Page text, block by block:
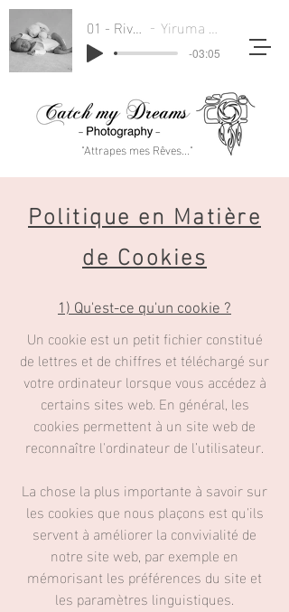
01 - River Flows In You Yiruma - Rivers Flow In You
-03:05
"Attrapes mes Rêves..."
Politique en Matière
de Cookies
1) Qu'est-ce qu'un cookie ?
Un cookie est un petit fichier constitué
de lettres et de chiffres et téléchargé sur
votre ordinateur lorsque vous accédez à
certains sites web. En général, les
cookies permettent à un site web de
reconnaître l'ordinateur de l’utilisateur.
La chose la plus importante à savoir sur
les cookies que nous plaçons est qu'ils
servent à améliorer la convivialité de
notre site web, par exemple en
mémorisant les préférences du site et
les paramètres linguistiques.